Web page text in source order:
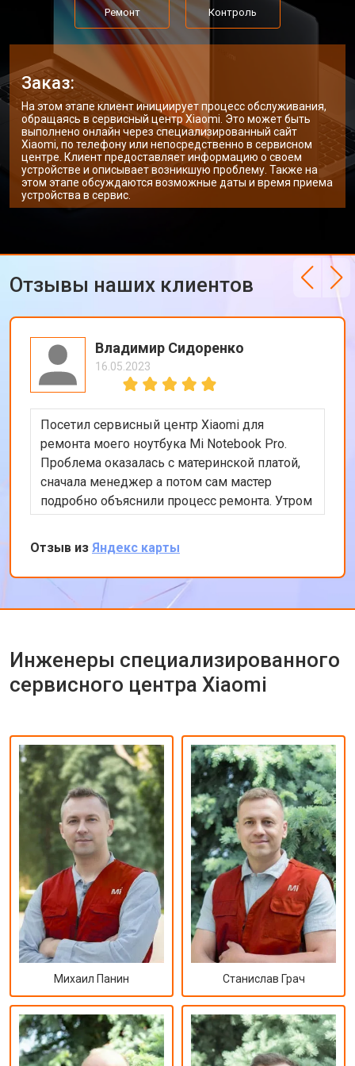
Замена USB порта от 2200 ₽
Замена звуковой карты Заказать
Замена кулера ноутбука Xiaomi
Замена микрофона от 2600 ₽ Заказать
Прошивка BIOS ноутбука Xiaomi от 1500 ₽ Заказать
Замена северного моста от 3500 ₽ Заказать
Ремонт Контроль
Заказ:
На этом этапе клиент инициирует процесс обслуживания,
обращаясь в сервисный центр Xiaomi. Это может быть
выполнено онлайн через специализированный сайт
Xiaomi, по телефону или непосредственно в сервисном
центре. Клиент предоставляет информацию о своем
устройстве и описывает возникшую проблему. Также на
этом этапе обсуждаются возможные даты и время приема
устройства в сервис.
Отзывы наших клиентов
Владимир Сидоренко
16.05.2023
Посетил сервисный центр Xiaomi для
ремонта моего ноутбука Mi Notebook Pro.
Проблема оказалась с материнской платой,
сначала менеджер а потом сам мастер
подробно объяснили процесс ремонта. Утром
оставил заявку, в обед курьер приехал и к
вечеру ноутбук был готов-очень быстро.
Впечатлен оперативностью и качеством
ремонта.
Отзыв из Яндекс карты
Инженеры специализированного
сервисного центра Xiaomi
Михаил Панин Станислав Грач